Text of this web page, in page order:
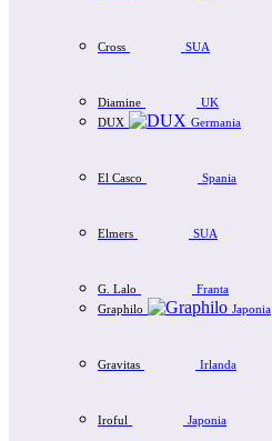
Cross SUA
Diamine
UK
DUX
Germania
El Casco Spania
Elmers SUA
G. Lalo
Franta
Graphilo
Japonia
Gravitas Irlanda
Iroful Japonia